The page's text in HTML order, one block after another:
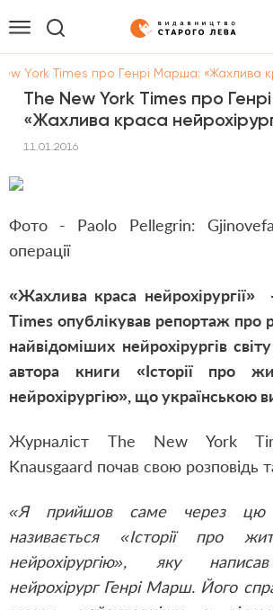
York Times про Генрі Марша: «Жахлива
The New York Times про
«Жахлива краса
11.01.2016
Фото - Paolo Pellegrin:
операції
«Жахлива краса
Times опублікував репортаж про
найвідоміших нейрохірургів
автора книги «Історії про
нейрохірургію», що українською
Журналіст The New York
Knausgaard почав свою розповідь
«Я прийшов саме через цю
називається «Історії про
нейрохірургію», яку
нейрохірург Генрі Марш. Його